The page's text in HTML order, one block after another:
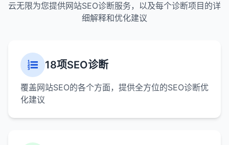
云无限为您提供网站SEO诊断服务，以及每个诊断项目的详
细解释和优化建议
18项SEO诊断
覆盖网站SEO的各个方面，提供全方位的SEO诊断优
化建议